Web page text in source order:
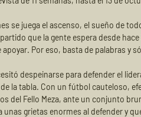
se juega el ascenso, el sueño de
partido que la gente espera desde
Por eso, basta de palabras y
despeinarse para defender el
la tabla. Con un fútbol cauteloso,
del Fello Meza, ante un conjunto
unas grietas enormes al defender y